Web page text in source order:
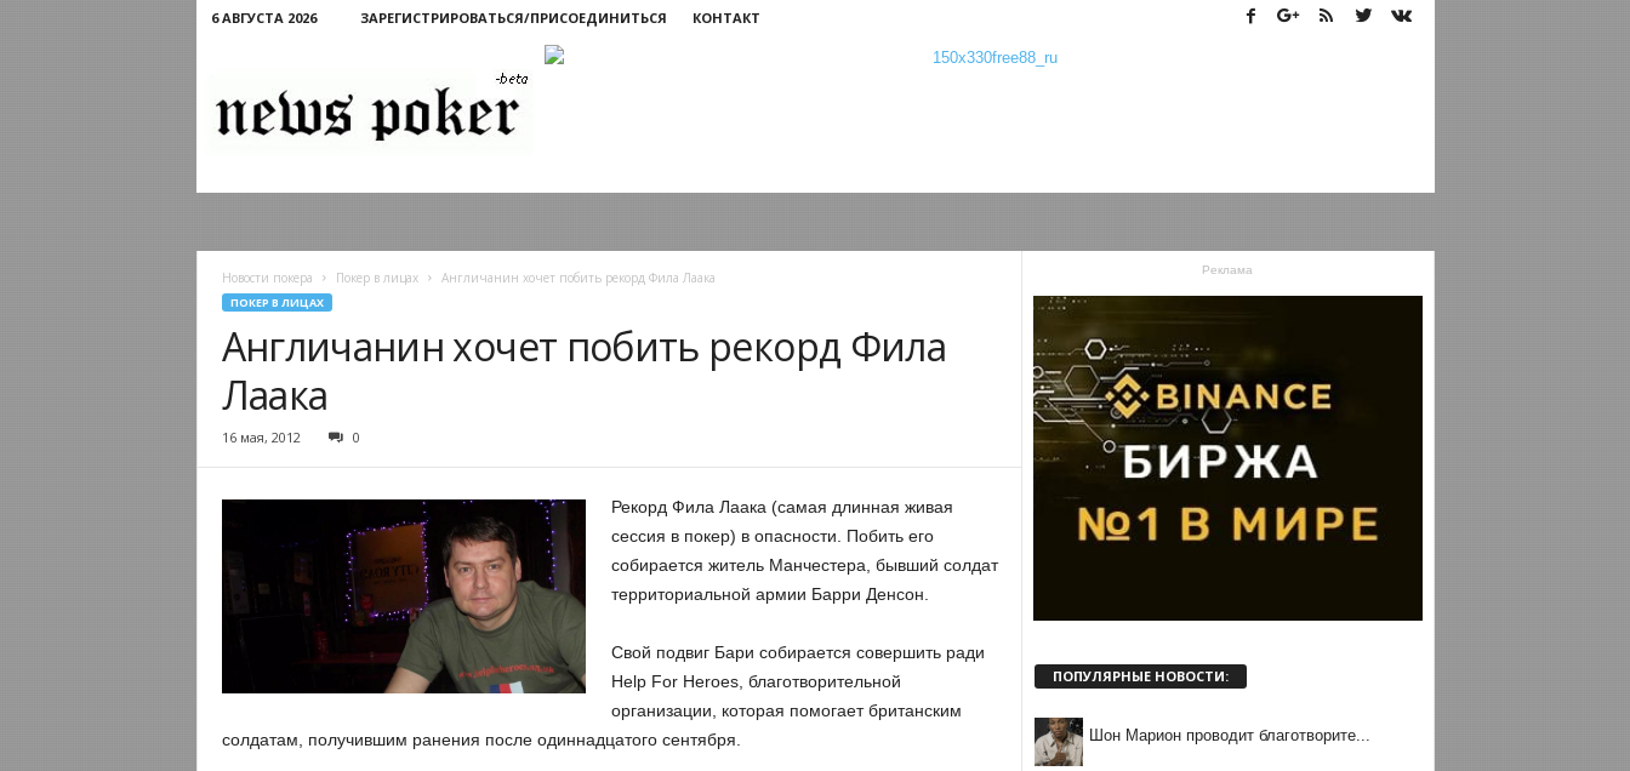
6 АВГУСТА 2026 ЗАРЕГИСТРИРОВАТЬСЯ/ПРИСОЕДИНИТЬСЯ КОНТАКТ
Новости покера Покер в лицах Англичанин хочет побить рекорд Фила Лаака
ПОКЕР В ЛИЦАХ
Англичанин хочет побить рекорд Фила
Лаака
16 мая, 2012 0
Рекорд Фила Лаака (самая длинная живая
сессия в покер) в опасности. Побить его
собирается житель Манчестера, бывший солдат
территориальной армии Барри Денсон.
Свой подвиг Бари собирается совершить ради
Help For Heroes, благотворительной
организации, которая помогает британским
солдатам, получившим ранения после одиннадцатого сентября.
Реклама
ПОПУЛЯРНЫЕ НОВОСТИ:
Шон Марион проводит благотворите...